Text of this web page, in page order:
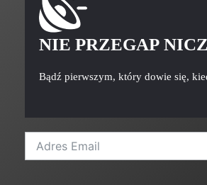
NIE PRZEGAP
Bądź pierwszym, który dowie się,